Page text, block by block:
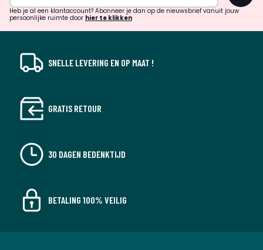
verrassingen?
Heb je al een klantaccount? Abonneer je dan op de nieuwsbrief vanuit jouw
persoonlijke ruimte door hier te klikken
SNELLE LEVERING EN OP MAAT !
GRATIS RETOUR
30 DAGEN BEDENKTIJD
BETALING 100% VEILIG